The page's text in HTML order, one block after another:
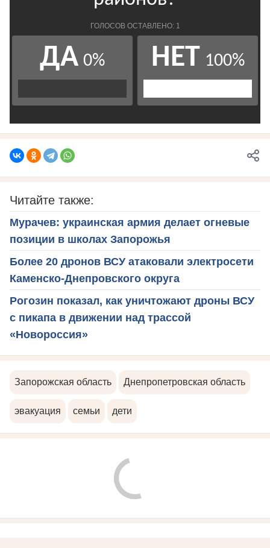
Читайте также:
Мурачев: украинская армия делает огневые
позиции в школах Запорожья
Более 20 дронов ВСУ атаковали электросети
Каменско-Днепровского округа
Рогозин показал, как уничтожают дроны ВСУ
с пикапа в движении над трассой
«Новороссия»
Запорожская область Днепропетровская область
эвакуация семьи дети